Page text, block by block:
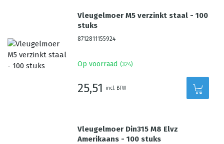
Vleugelmoer M5 verzinkt staal - 100
stuks
8712811155924
Op voorraad (324)
25,51 incl. BTW
Vleugelmoer Din315 M8 Elvz
Amerikaans - 100 stuks